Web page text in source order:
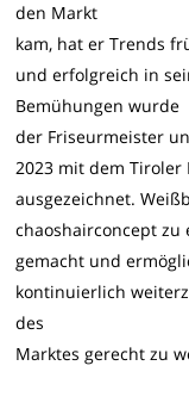
den Markt
kam, hat er Trends
und erfolgreich in
Bemühungen wurde
der Friseurmeister
2023 mit dem Tiroler
ausgezeichnet.
chaoshairconcept
gemacht und
kontinuierlich
des
Marktes gerecht zu